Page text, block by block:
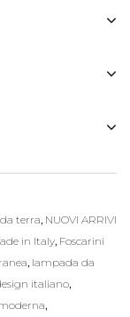
terra, NUOVI ARRIVI
in Italy, Foscarini
, lampada da
italiano,
,